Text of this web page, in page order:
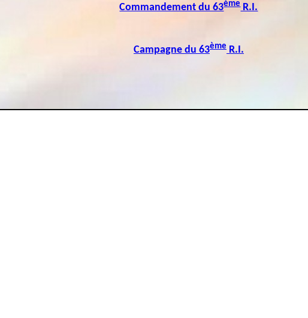
Commandement du 63èmeR.I.
Campagne du 63èmeR.I.